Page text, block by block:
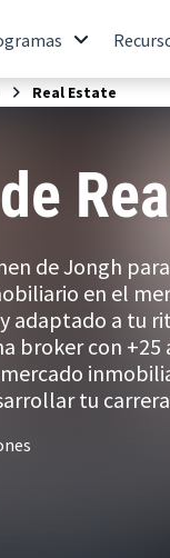
Real Estate
de Jongh
en el
adaptado a tu
broker con +25
tu